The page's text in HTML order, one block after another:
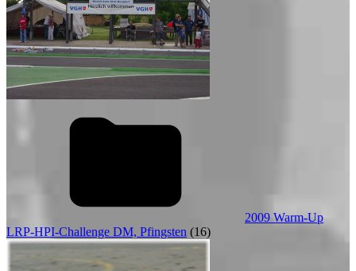
2009 Warm-Up
LRP-HPI-Challenge DM, Pfingsten (16)